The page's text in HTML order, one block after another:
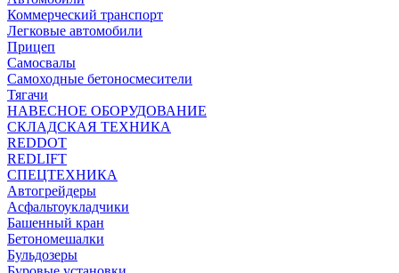
Коммерческий транспорт
Легковые автомобили
Прицеп
Самосвалы
Самоходные бетоносмесители
Тягачи
НАВЕСНОЕ ОБОРУДОВАНИЕ
СКЛАДСКАЯ ТЕХНИКА
REDDOT
REDLIFT
СПЕЦТЕХНИКА
Автогрейдеры
Асфальтоукладчики
Башенный кран
Бетономешалки
Бульдозеры